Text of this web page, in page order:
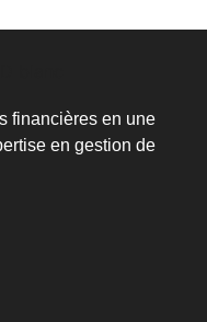
financières en une
en gestion de